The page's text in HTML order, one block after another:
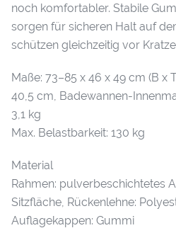
noch komfortabler. Stabile
sorgen für sicheren Halt auf
schützen gleichzeitig vor
Maße: 73–85 x 46 x 49 cm (B x
40,5 cm, Badewannen-
3,1 kg
Max. Belastbarkeit: 130 kg
Material
Rahmen: pulverbeschichtetes
Sitzfläche, Rückenlehne:
Auflagekappen: Gummi